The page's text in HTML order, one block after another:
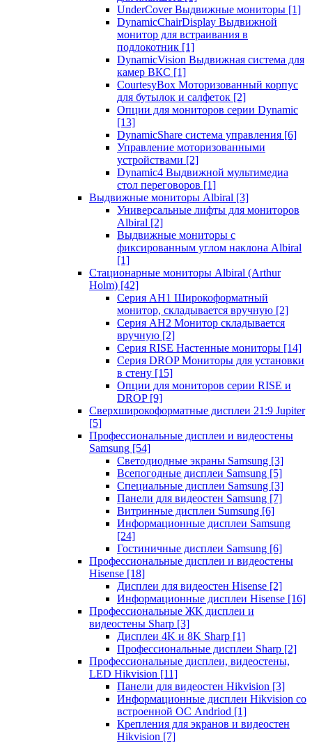
UnderCover Выдвижные мониторы [1]
DynamicChairDisplay Выдвижной
монитор для встраивания в
подлокотник [1]
DynamicVision Выдвижная система для
камер ВКС [1]
CourtesyBox Моторизованный корпус
для бутылок и салфеток [2]
Опции для мониторов серии Dynamic
[13]
DynamicShare система управления [6]
Управление моторизованными
устройствами [2]
Dynamic4 Выдвижной мультимедиа
стол переговоров [1]
Выдвижные мониторы Albiral [3]
Универсальные лифты для мониторов
Albiral [2]
Выдвижные мониторы с
фиксированным углом наклона Albiral
[1]
Стационарные мониторы Albiral (Arthur
Holm) [42]
Серия AH1 Широкоформатный
монитор, складывается вручную [2]
Серия AH2 Монитор складывается
вручную [2]
Серия RISE Настенные мониторы [14]
Серия DROP Мониторы для установки
в стену [15]
Опции для мониторов серии RISE и
DROP [9]
Сверхширокоформатные дисплеи 21:9 Jupiter
[5]
Профессиональные дисплеи и видеостены
Samsung [54]
Светодиодные экраны Samsung [3]
Всепогодные дисплеи Samsung [5]
Специальные дисплеи Samsung [3]
Панели для видеостен Samsung [7]
Витринные дисплеи Sumsung [6]
Информационные дисплеи Samsung
[24]
Гостиничные дисплеи Samsung [6]
Профессиональные дисплеи и видеостены
Hisense [18]
Дисплеи для видеостен Hisense [2]
Информационные дисплеи Hisense [16]
Профессиональные ЖК дисплеи и
видеостены Sharp [3]
Дисплеи 4K и 8K Sharp [1]
Профессиональные дисплеи Sharp [2]
Профессиональные дисплеи, видеостены,
LED Hikvision [11]
Панели для видеостен Hikvision [3]
Информационные дисплеи Hikvision со
встроенной ОС Andriod [1]
Крепления для экранов и видеостен
Hikvision [7]